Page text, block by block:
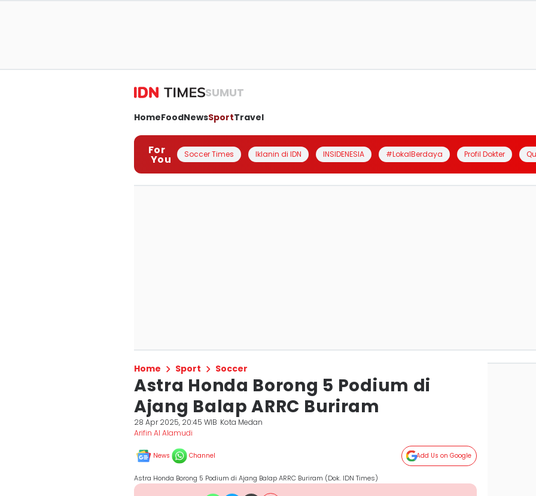
SUMUT
HomeFoodNewsSportTravel
For
You Soccer Times Iklanin di IDN INSIDENESIA #LokalBerdaya Profil Dokter
Home Sport Soccer
Astra Honda Borong 5 Podium di
Ajang Balap ARRC Buriram
28 Apr 2025, 20:45 WIB Kota Medan
Arifin Al Alamudi
News Channel Add Us on Google
Astra Honda Borong 5 Podium di Ajang Balap ARRC Buriram (Dok. IDN Times)